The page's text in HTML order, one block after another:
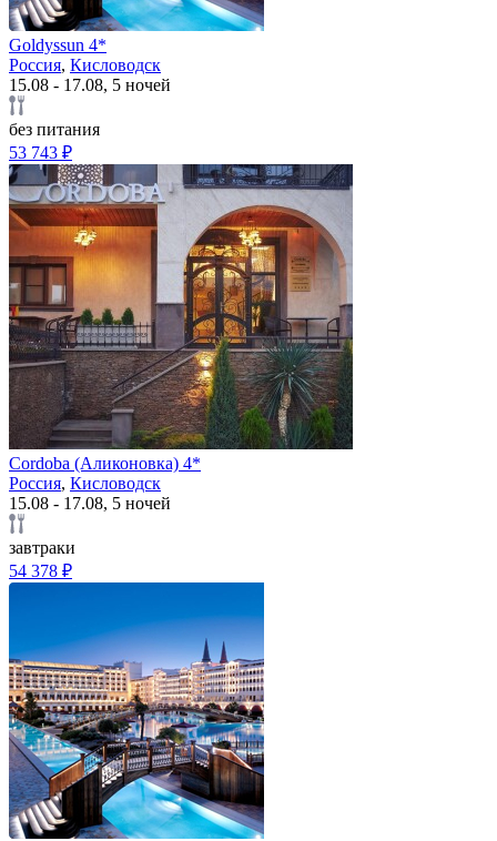
Goldyssun 4*
Россия, Кисловодск
15.08 - 17.08, 5 ночей
без питания
53 743 ₽
Cordoba (Аликоновка) 4*
Россия, Кисловодск
15.08 - 17.08, 5 ночей
завтраки
54 378 ₽